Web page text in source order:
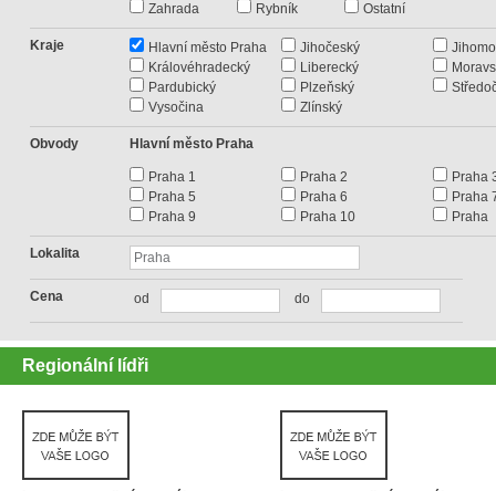
Zahrada
Rybník Ostatní
Kraje Hlavní město Praha Jihočeský
Královéhradecký
Liberecký
Pardubický
Plzeňský
Vysočina
Zlínský
Obvody Hlavní město Praha
Praha 1 Praha 2
Praha
Praha 5
Praha 6
Praha
Praha 9
Praha 10 Praha
Lokalita
Cena od do
Regionální lídři